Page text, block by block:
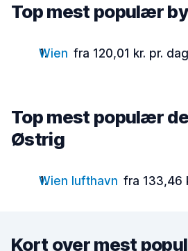
Top mest populær
Wien fra 120,01 kr. pr. dag
Top mest populær
Østrig
Wien lufthavn fra 133,46
Kort over mest